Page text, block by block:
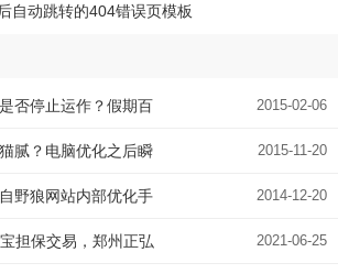
自动跳转的404错误页模板
2015-02-06
否停止运作？假期百
2015-11-20
腻？电脑优化之后瞬
2014-12-20
野狼网站内部优化手
2021-06-25
担保交易，郑州正弘